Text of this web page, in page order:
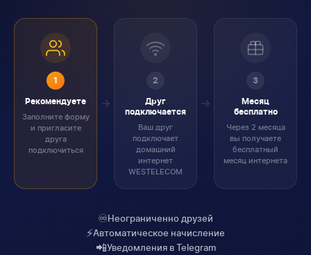
1
Рекомендуете
Заполните форму
и пригласите
друга
подключиться
2
Друг
подключается
Ваш друг
подключает
домашний
интернет
WESTELECOM
3
Месяц
бесплатно
Через 2 месяца
вы получаете
бесплатный
месяц интернета
♾️Неограниченно друзей
⚡Автоматическое начисление
📲Уведомления в Telegram